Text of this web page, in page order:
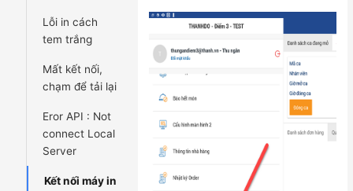
Lỗi in cách
tem trắng
Mất kết nối,
chạm để tải lại
Eror API : Not
connect Local
Server
Kết nối máy in